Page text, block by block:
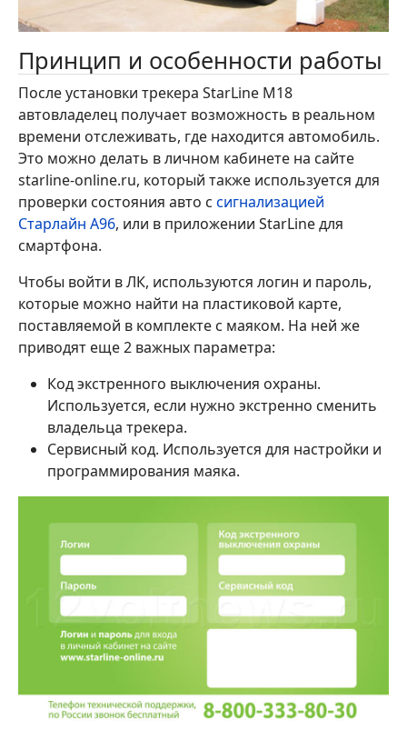
Принцип и особенности работы
После установки трекера StarLine M18
автовладелец получает возможность в реальном
времени отслеживать, где находится автомобиль.
Это можно делать в личном кабинете на сайте
starline-online.ru, который также используется для
проверки состояния авто с сигнализацией
Старлайн А96, или в приложении StarLine для
смартфона.
Чтобы войти в ЛК, используются логин и пароль,
которые можно найти на пластиковой карте,
поставляемой в комплекте с маяком. На ней же
приводят еще 2 важных параметра:
Код экстренного выключения охраны.
Используется, если нужно экстренно сменить
владельца трекера.
Сервисный код. Используется для настройки и
программирования маяка.